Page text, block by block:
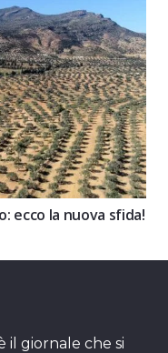
ecco la nuova sfida!
il giornale che si